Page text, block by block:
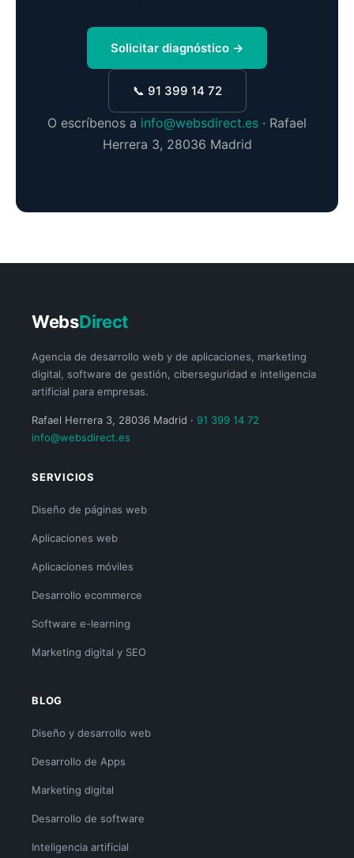
Solicitar diagnóstico →
📞 91 399 14 72
O escríbenos a info@websdirect.es · Rafael
Herrera 3, 28036 Madrid
WebsDirect
Agencia de desarrollo web y de aplicaciones, marketing
digital, software de gestión, ciberseguridad e inteligencia
artificial para empresas.
Rafael Herrera 3, 28036 Madrid · 91 399 14 72
info@websdirect.es
SERVICIOS
Diseño de páginas web
Aplicaciones web
Aplicaciones móviles
Desarrollo ecommerce
Software e-learning
Marketing digital y SEO
BLOG
Diseño y desarrollo web
Desarrollo de Apps
Marketing digital
Desarrollo de software
Inteligencia artificial